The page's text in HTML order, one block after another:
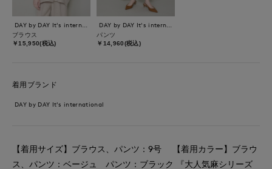
ブラウス
￥15,950(税込)
パンツ
￥14,960(税込)
着用ブランド
DAY by DAY It's international
【着用サイズ】ブラウス、パンツ：9号 【着用カラー】ブラウ
ス、パンツ：ベージュ パンツ：ブラック 『大人気麻シリーズ